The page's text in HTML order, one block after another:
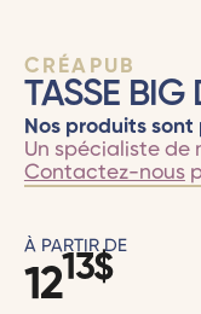
CRÉAPUB
TASSE
Nos produits
Un spécialiste de
Contactez-nous
À PARTIR DE
1213$